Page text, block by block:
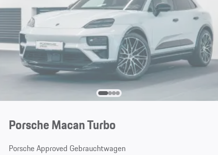
Porsche Macan Turbo
Porsche Approved Gebrauchtwagen